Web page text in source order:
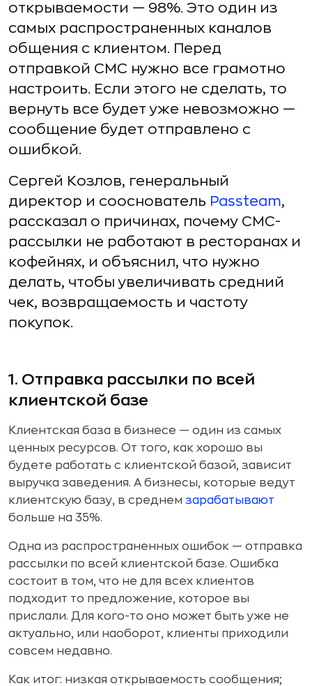
открываемости — 98%. Это один из
самых распространенных каналов
общения с клиентом. Перед
отправкой СМС нужно все грамотно
настроить. Если этого не сделать, то
вернуть все будет уже невозможно —
сообщение будет отправлено с
ошибкой.
Сергей Козлов, генеральный
директор и сооснователь Passteam,
рассказал о причинах, почему СМС-
рассылки не работают в ресторанах и
кофейнях, и объяснил, что нужно
делать, чтобы увеличивать средний
чек, возвращаемость и частоту
покупок.
1. Отправка рассылки по всей
клиентской базе
Клиентская база в бизнесе — один из самых
ценных ресурсов. От того, как хорошо вы
будете работать с клиентской базой, зависит
выручка заведения. А бизнесы, которые ведут
клиентскую базу, в среднем зарабатывают
больше на 35%.
Одна из распространенных ошибок — отправка
рассылки по всей клиентской базе. Ошибка
состоит в том, что не для всех клиентов
подходит то предложение, которое вы
прислали. Для кого-то оно может быть уже не
актуально, или наоборот, клиенты приходили
совсем недавно.
Как итог: низкая открываемость сообщения;